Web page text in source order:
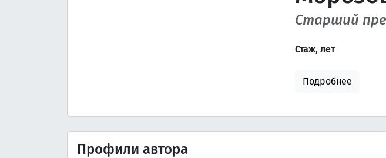
Старший
Стаж, лет
Подробнее
Профили автора